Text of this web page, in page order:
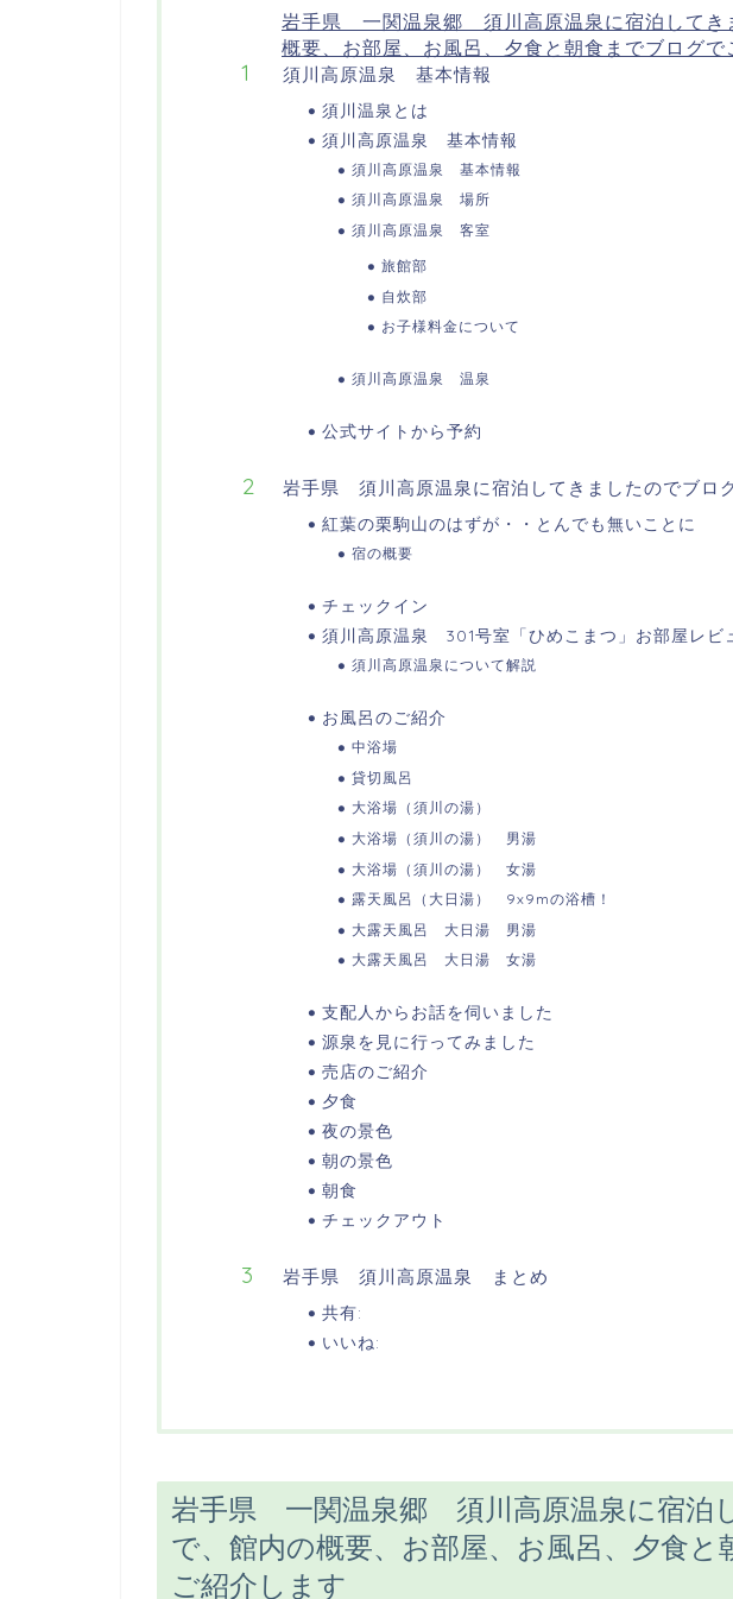
岩手県 一関温泉郷 須川高原温泉に宿泊してき
概要、お部屋、お風呂、夕食と朝食までブログで
須川高原温泉 基本情報
須川温泉とは
須川高原温泉 基本情報
須川高原温泉 基本情報
須川高原温泉 場所
須川高原温泉 客室
旅館部
自炊部
お子様料金について
須川高原温泉 温泉
公式サイトから予約
岩手県 須川高原温泉に宿泊してきましたのでブロ
紅葉の栗駒山のはずが・・とんでも無いことに
宿の概要
チェックイン
須川高原温泉 301号室「ひめこまつ」お部屋レビ
須川高原温泉について解説
お風呂のご紹介
中浴場
貸切風呂
大浴場（須川の湯）
大浴場（須川の湯） 男湯
大浴場（須川の湯） 女湯
露天風呂（大日湯） 9x9mの浴槽！
大露天風呂 大日湯 男湯
大露天風呂 大日湯 女湯
支配人からお話を伺いました
源泉を見に行ってみました
売店のご紹介
夕食
夜の景色
朝の景色
朝食
チェックアウト
岩手県 須川高原温泉 まとめ
共有:
いいね:
岩手県 一関温泉郷 須川高原温泉に宿泊
で、館内の概要、お部屋、お風呂、夕食
ご紹介します